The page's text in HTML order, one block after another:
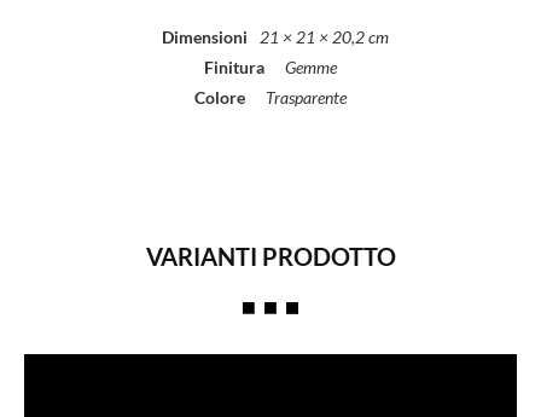
Dimensioni
21 × 21 × 20,2 cm
Finitura
Gemme
Colore
Trasparente
VARIANTI PRODOTTO